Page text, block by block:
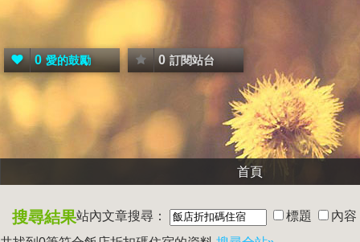
0 愛的鼓勵 0 訂閱站台
首頁
搜尋結果站內文章搜尋： 標題
內容